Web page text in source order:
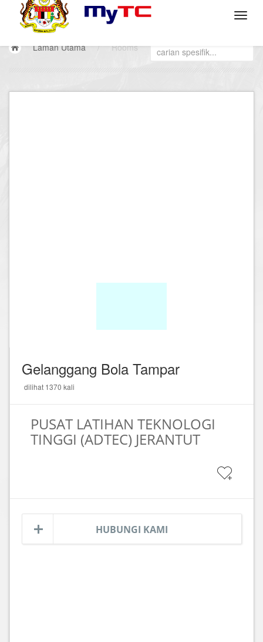
Laman Utama / Rooms
Gelanggang Bola Tampar
dilihat 1370 kali
PUSAT LATIHAN TEKNOLOGI
TINGGI (ADTEC) JERANTUT
HUBUNGI KAMI